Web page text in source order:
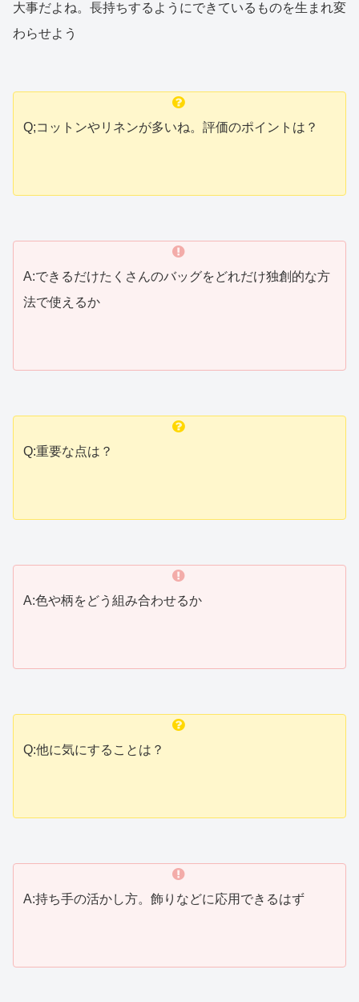
大事だよね。長持ちするようにできているものを生まれ変
わらせよう
Q;コットンやリネンが多いね。評価のポイントは？
A:できるだけたくさんのバッグをどれだけ独創的な方
法で使えるか
Q:重要な点は？
A:色や柄をどう組み合わせるか
Q:他に気にすることは？
A:持ち手の活かし方。飾りなどに応用できるはず